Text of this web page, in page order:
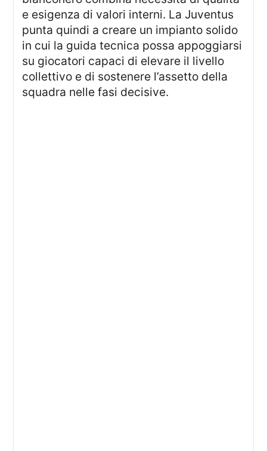
e esigenza di valori interni. La Juventus
punta quindi a creare un impianto solido
in cui la guida tecnica possa appoggiarsi
su giocatori capaci di elevare il livello
collettivo e di sostenere l’assetto della
squadra nelle fasi decisive.